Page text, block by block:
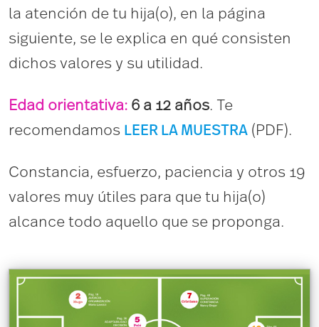
la atención de tu hija(o), en la página
siguiente, se le explica en qué consisten
dichos valores y su utilidad.
Edad orientativa: 6 a 12 años. Te
recomendamos LEER LAMUESTRA (PDF).
Constancia, esfuerzo, paciencia y otros 19
valores muy útiles para que tu hija(o)
alcance todo aquello que se proponga.